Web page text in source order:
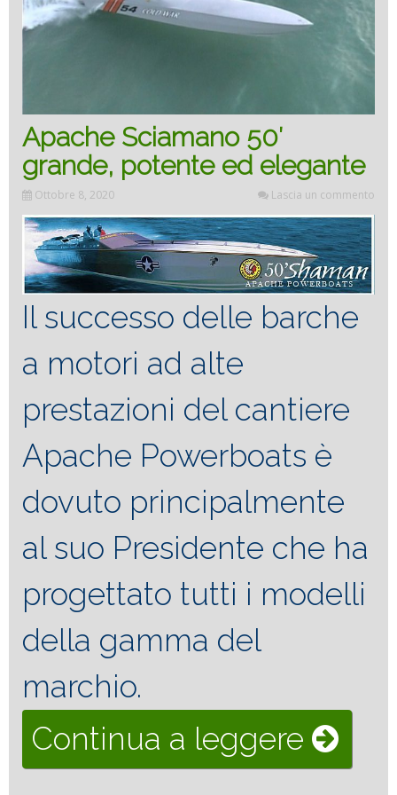
Apache Sciamano 50′
grande, potente ed elegante
Ottobre 8, 2020 Lascia un commento
Il successo delle barche
a motori ad alte
prestazioni del cantiere
Apache Powerboats è
dovuto principalmente
al suo Presidente che ha
progettato tutti i modelli
della gamma del
marchio.
Continua a leggere